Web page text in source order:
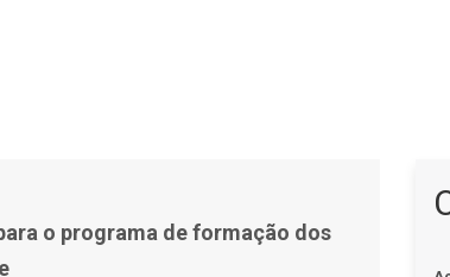
de formação dos Agentes da Integridade
o programa de formação dos